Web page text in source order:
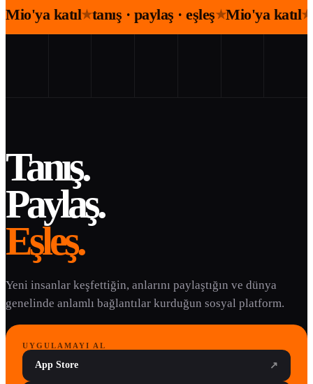
Mio'ya katıl★tanış · paylaş · eşleş★Mio'ya katıl★
Tanış.
Paylaş.
Eşleş.
Yeni insanlar keşfettiğin, anlarını paylaştığın ve dünya
genelinde anlamlı bağlantılar kurduğun sosyal platform.
UYGULAMAYI AL
App Store ↗